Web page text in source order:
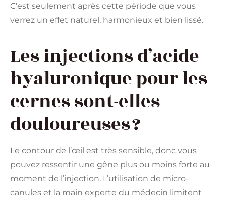
C’est seulement après cette période que vous
verrez un effet naturel, harmonieux et bien lissé.
Les injections d’acide
hyaluronique pour les
cernes sont-elles
douloureuses ?
Le contour de l’œil est très sensible, donc vous
pouvez ressentir une gêne plus ou moins forte au
moment de l’injection. L’utilisation de micro-
canules et la main experte du médecin limitent